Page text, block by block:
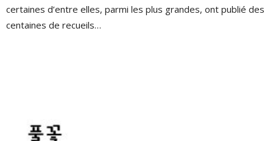
certaines d’entre elles, parmi les plus grandes, ont publié des
centaines de recueils…